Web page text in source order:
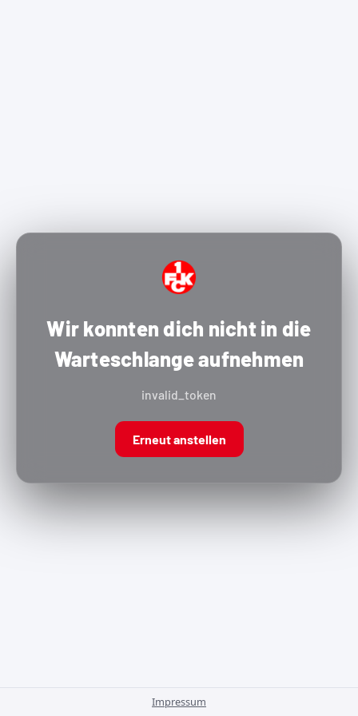
Wir konnten dich nicht in die
Warteschlange aufnehmen
invalid_token
Erneut anstellen
Impressum